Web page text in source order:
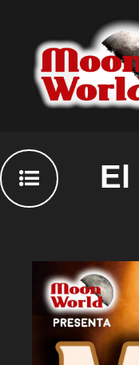
El